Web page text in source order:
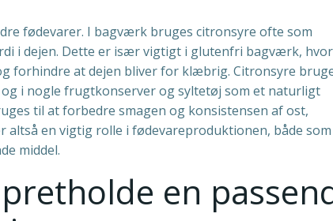
fødevarer. I bagværk bruges citronsyre ofte som
i dejen. Dette er især vigtigt i glutenfri bagværk, hvor
forhindre at dejen bliver for klæbrig. Citronsyre
i nogle frugtkonserver og syltetøj som et naturligt
til at forbedre smagen og konsistensen af ost,
en vigtig rolle i fødevareproduktionen, både
middel.
en